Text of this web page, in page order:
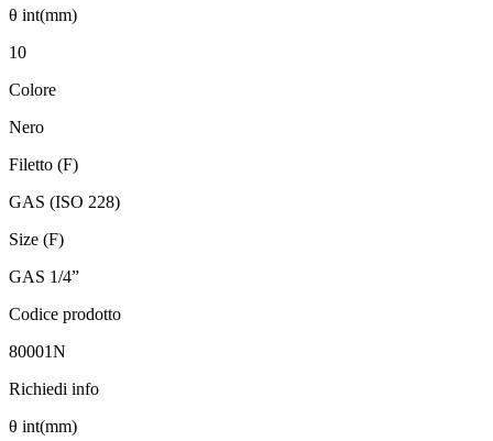
θ int(mm)
10
Colore
Nero
Filetto (F)
GAS (ISO 228)
Size (F)
GAS 1/4”
Codice prodotto
80001N
Richiedi info
θ int(mm)